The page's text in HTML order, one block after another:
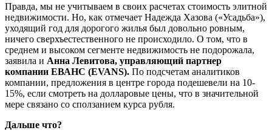
Правда, мы не учитываем в своих расчетах стоимость элитной
недвижимости. Но, как отмечает Надежда Хазова («Усадьба»),
уходящий год для дорогого жилья был довольно ровным,
ничего сверхъестественного не происходило. О том, что в
среднем и высоком сегменте недвижимость не подорожала,
заявила и Анна Левитова, управляющий партнер
компании ЕВАНС (EVANS). По подсчетам аналитиков
компании, предложения в центре города подешевели на 10-
15%, если смотреть на долларовые цены, что в значительной
мере связано со сползанием курса рубля.
Дальше что?